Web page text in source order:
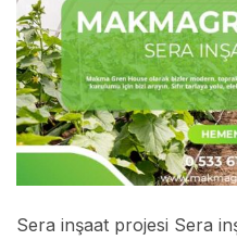
Sera inşaat projesi Sera